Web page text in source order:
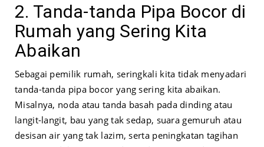
2. Tanda-tanda Pipa Bocor di
Rumah yang Sering Kita
Abaikan
Sebagai pemilik rumah, seringkali kita tidak menyadari
tanda-tanda pipa bocor yang sering kita abaikan.
Misalnya, noda atau tanda basah pada dinding atau
langit-langit, bau yang tak sedap, suara gemuruh atau
desisan air yang tak lazim, serta peningkatan tagihan